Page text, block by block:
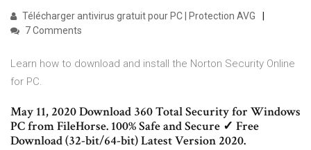
Télécharger antivirus gratuit pour PC | Protection AVG
7 Comments
Learn how to download and install the Norton Security Online
for PC.
May 11, 2020 Download 360 Total Security for Windows
PC from FileHorse. 100% Safe and Secure ✓ Free
Download (32-bit/64-bit) Latest Version 2020.